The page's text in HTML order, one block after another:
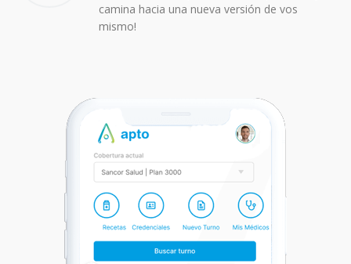
camina hacia una nueva versión de vos
mismo!